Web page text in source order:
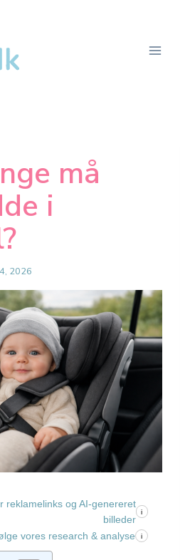
må
i
2026
reklamelinks og AI-genereret
billeder
i
vores research & analyse i